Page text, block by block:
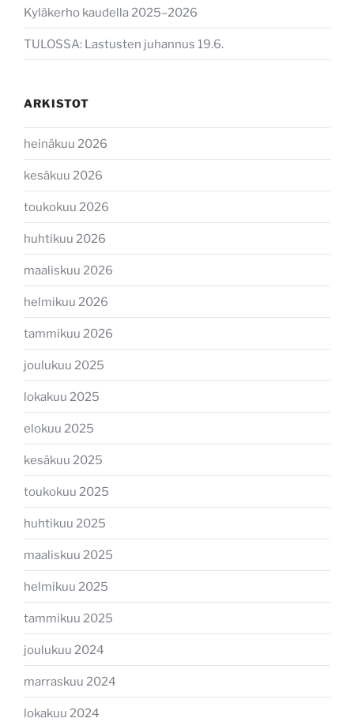
Kyläkerho kaudella 2025–2026
TULOSSA: Lastusten juhannus 19.6.
ARKISTOT
heinäkuu 2026
kesäkuu 2026
toukokuu 2026
huhtikuu 2026
maaliskuu 2026
helmikuu 2026
tammikuu 2026
joulukuu 2025
lokakuu 2025
elokuu 2025
kesäkuu 2025
toukokuu 2025
huhtikuu 2025
maaliskuu 2025
helmikuu 2025
tammikuu 2025
joulukuu 2024
marraskuu 2024
lokakuu 2024